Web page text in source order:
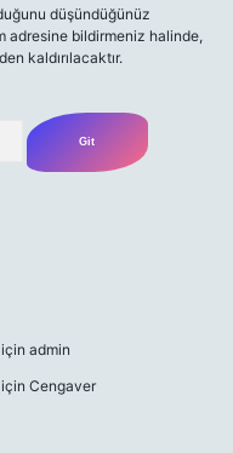
düşündüğünüz
adresine bildirmeniz halinde,
kaldırılacaktır.
için admin
için Cengaver